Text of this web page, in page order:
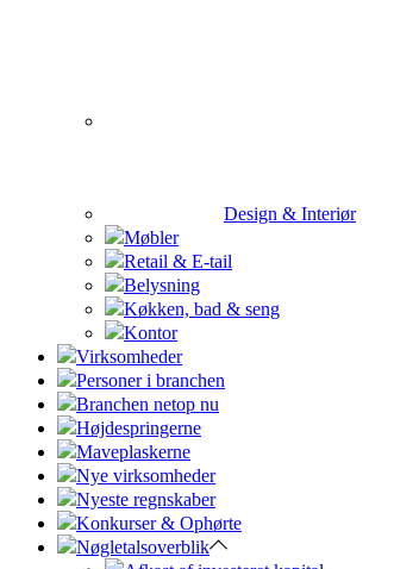
Design & Interiør
Møbler
Retail & E-tail
Belysning
Køkken, bad & seng
Kontor
Virksomheder
Personer i branchen
Branchen netop nu
Højdespringerne
Maveplaskerne
Nye virksomheder
Nyeste regnskaber
Konkurser & Ophørte
Nøgletalsoverblik